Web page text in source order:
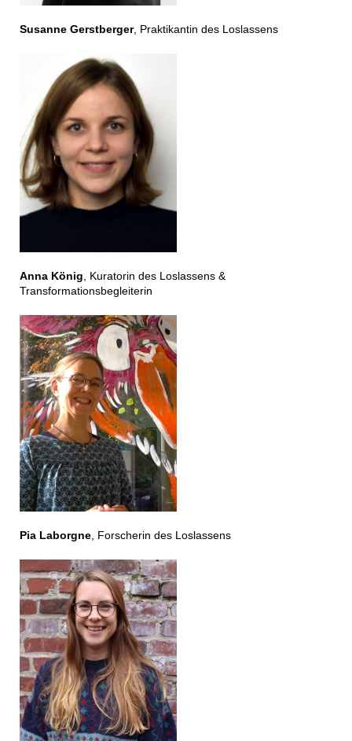
Susanne Gerstberger, Praktikantin des Loslassens
Anna König, Kuratorin des Loslassens &
Transformationsbegleiterin
Pia Laborgne, Forscherin des Loslassens